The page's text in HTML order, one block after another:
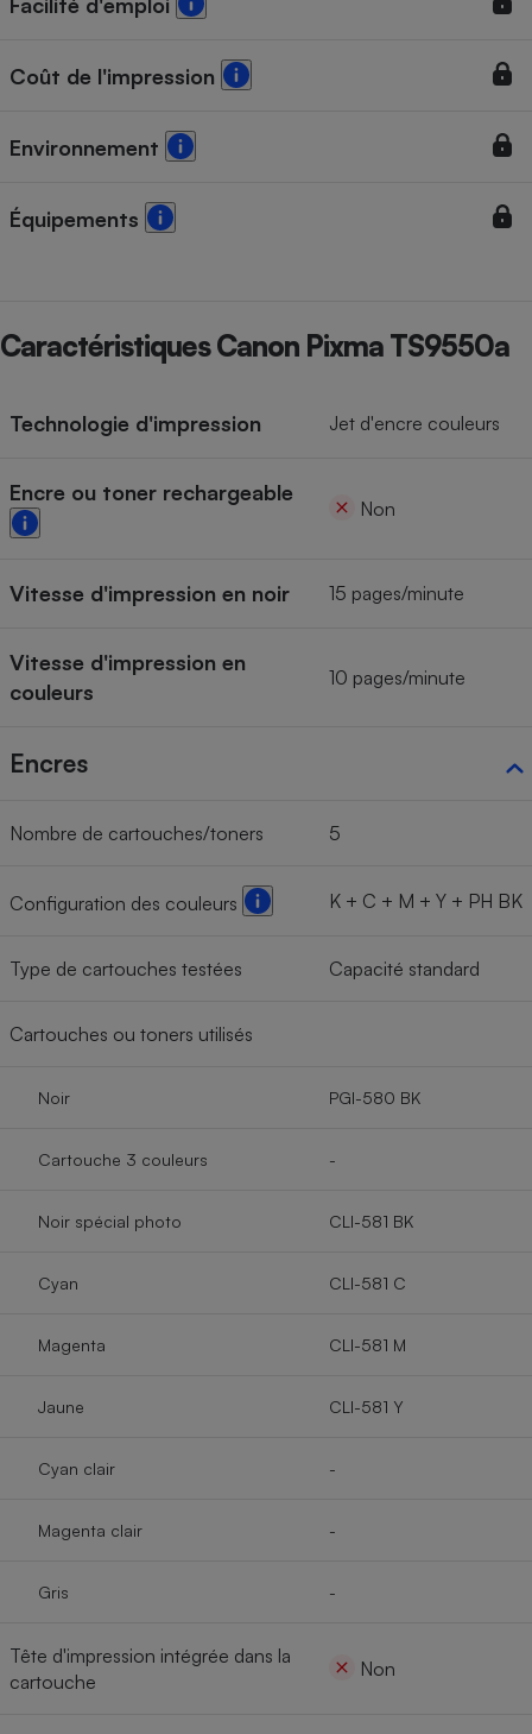
Coût de l'impression
Environnement
Équipements
Caractéristiques Canon Pixma TS9550a
Technologie d'impression Jet d'encre couleurs
Encre ou toner rechargeable
Non
Vitesse d'impression en noir 15 pages/minute
Vitesse d'impression en
couleurs
10 pages/minute
Encres
Nombre de cartouches/toners 5
Configuration des couleurs K + C + M + Y + PH BK
Type de cartouches testées Capacité standard
Cartouches ou toners utilisés
Noir PGI-580 BK
Cartouche 3 couleurs -
Noir spécial photo CLI-581 BK
Cyan CLI-581 C
Magenta CLI-581 M
Jaune CLI-581 Y
Cyan clair -
Magenta clair -
Gris -
Tête d'impression intégrée dans la
cartouche
Non